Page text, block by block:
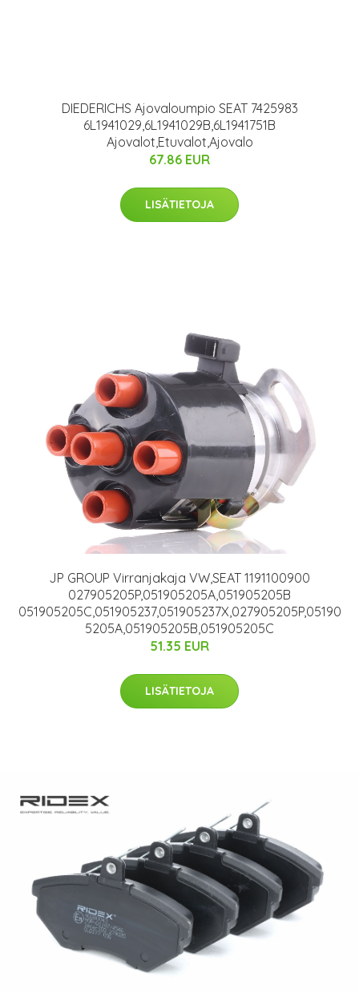
DIEDERICHS Ajovaloumpio SEAT 7425983
6L1941029,6L1941029B,6L1941751B
Ajovalot,Etuvalot,Ajovalo
67.86 EUR
LISÄTIETOJA
JP GROUP Virranjakaja VW,SEAT 1191100900
027905205P,051905205A,051905205B
051905205C,051905237,051905237X,027905205P,05190
5205A,051905205B,051905205C
51.35 EUR
LISÄTIETOJA